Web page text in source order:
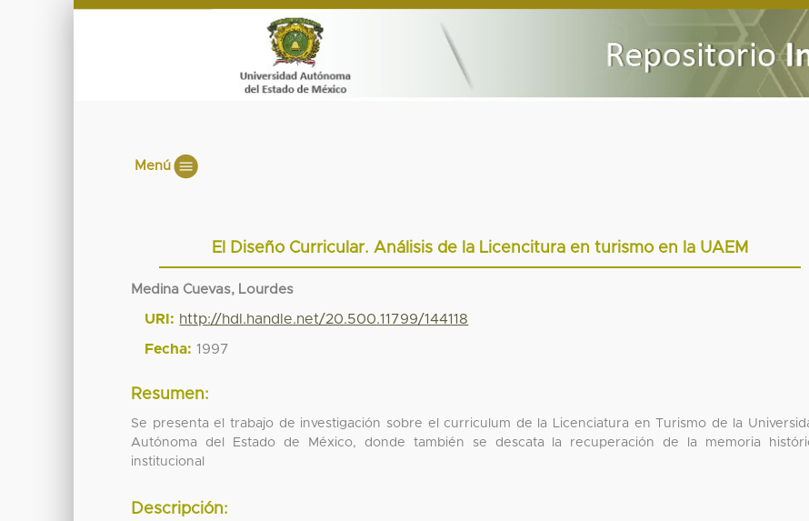
Menú
El Diseño Curricular. Análisis de la Licencitura en turismo en la UAEM
Medina Cuevas, Lourdes
URI: http://hdl.handle.net/20.500.11799/144118
Fecha: 1997
Resumen:
Se presenta el trabajo de investigación sobre el curriculum de la Licenciatura en Turismo de la
Autónoma del Estado de México, donde también se descata la recuperación de la memoria
institucional
Descripción: